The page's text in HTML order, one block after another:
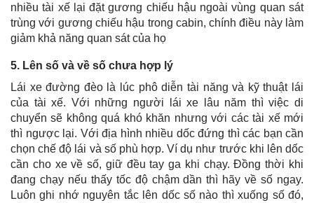
nhiều tài xế lại đặt gương chiếu hậu ngoài vùng quan sát
trùng với gương chiếu hậu trong cabin, chính điều này làm
giảm khả năng quan sát của họ
5. Lên số và về số chưa hợp lý
Lái xe đường đèo là lúc phô diễn tài năng và kỹ thuật lái
của tài xế. Với những người lái xe lâu năm thì việc di
chuyển sẽ không quá khó khăn nhưng với các tài xế mới
thì ngược lại. Với địa hình nhiều dốc đứng thì các bạn cần
chọn chế độ lái và số phù hợp. Ví dụ như trước khi lên dốc
cần cho xe về số, giữ đều tay ga khi chạy. Đồng thời khi
đang chạy nếu thấy tốc độ chậm dần thì hãy về số ngay.
Luôn ghi nhớ nguyên tắc lên dốc số nào thì xuống số đó,